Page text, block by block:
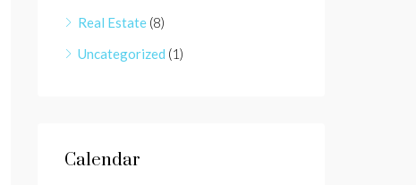
Real Estate (8)
Uncategorized (1)
Calendar